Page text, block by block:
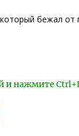
бежал от
и нажмите